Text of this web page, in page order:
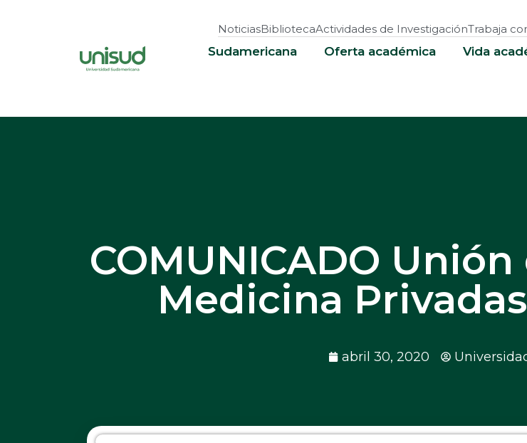
NoticiasBibliotecaActividades de InvestigaciónTrabaja
Sudamericana Oferta académica Vida
COMUNICADO
Medicina
abril 30, 2020